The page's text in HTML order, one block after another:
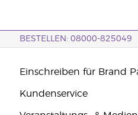
BESTELLEN: 08000-825049
Einschreiben für Brand
Kundenservice